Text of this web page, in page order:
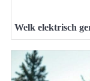
Welk elektrisch